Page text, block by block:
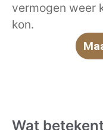
vermogen weer
kon.
Wat